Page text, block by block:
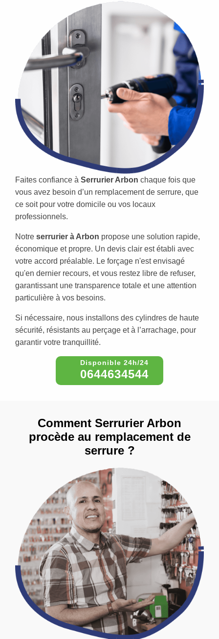
Faites confiance à Serrurier Arbon chaque fois que
vous avez besoin d’un remplacement de serrure, que
ce soit pour votre domicile ou vos locaux
professionnels.
Notre serrurier à Arbon propose une solution rapide,
économique et propre. Un devis clair est établi avec
votre accord préalable. Le forçage n'est envisagé
qu'en dernier recours, et vous restez libre de refuser,
garantissant une transparence totale et une attention
particulière à vos besoins.
Si nécessaire, nous installons des cylindres de haute
sécurité, résistants au perçage et à l’arrachage, pour
garantir votre tranquillité.
0644634544
Comment Serrurier Arbon
procède au remplacement de
serrure ?